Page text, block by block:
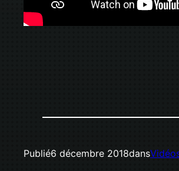
Publié6 décembre 2018dans